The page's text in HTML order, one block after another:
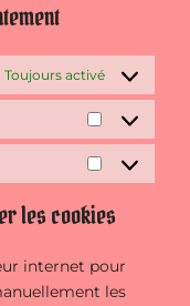
Toujours activé
Marketing
les cookies
internet pour
les